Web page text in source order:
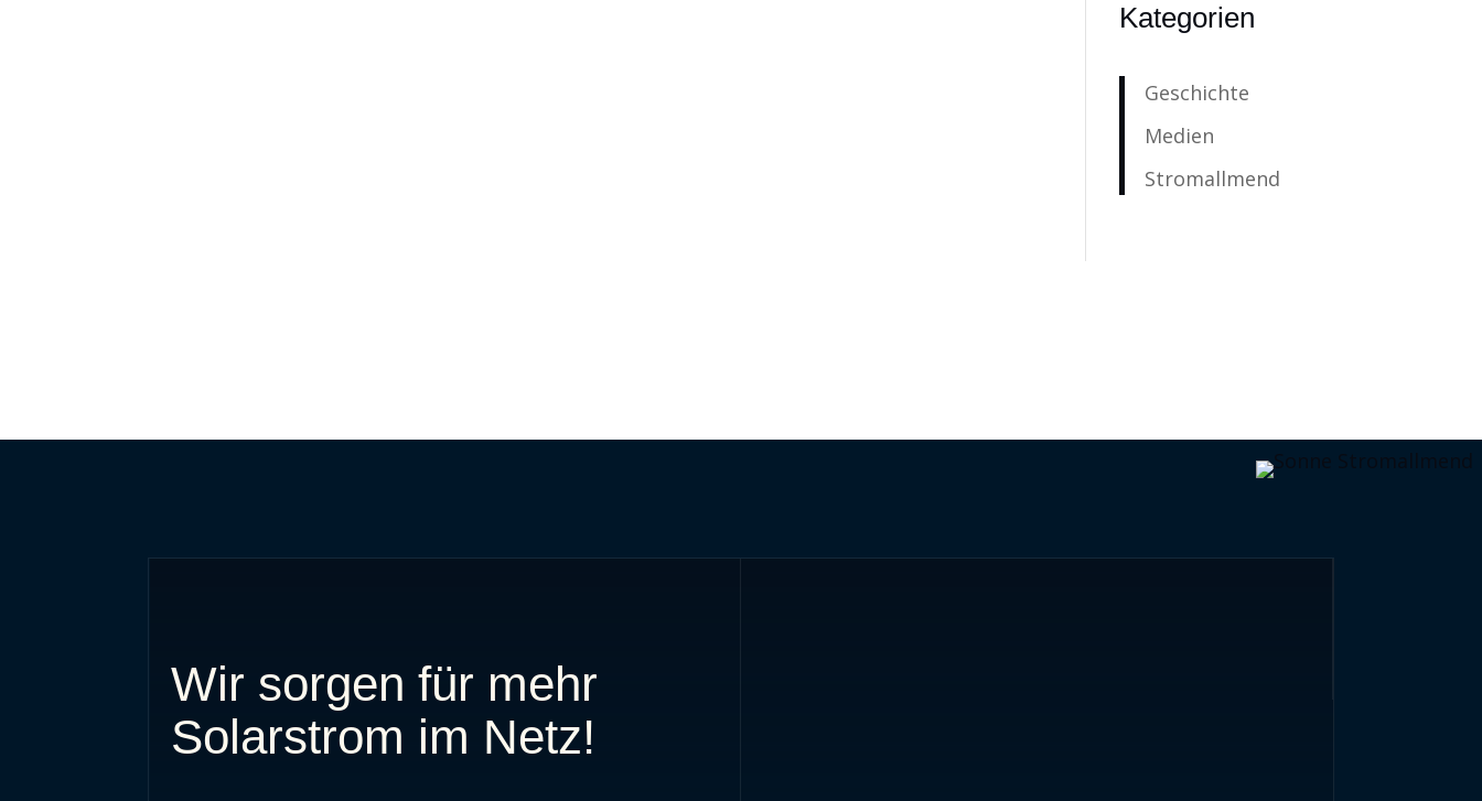
Kategorien
Geschichte
Medien
Stromallmend
Wir sorgen für mehr
Solarstrom im Netz!